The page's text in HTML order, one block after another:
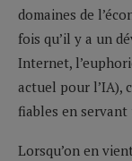
domaines de
fois qu’il y a un
Internet,
actuel pour l’IA),
fiables en servant
Lorsqu’on en